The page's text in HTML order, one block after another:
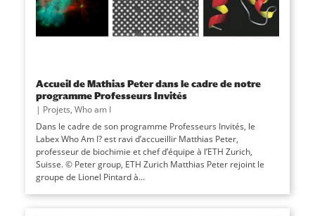
Accueil de Mathias Peter dans le cadre de notre
programme Professeurs Invités
| Projets, Who am I
Dans le cadre de son programme Professeurs Invités, le
Labex Who Am I? est ravi d’accueillir Matthias Peter,
professeur de biochimie et chef d’équipe à l’ETH Zurich,
Suisse. © Peter group, ETH Zurich Matthias Peter rejoint le
groupe de Lionel Pintard à...